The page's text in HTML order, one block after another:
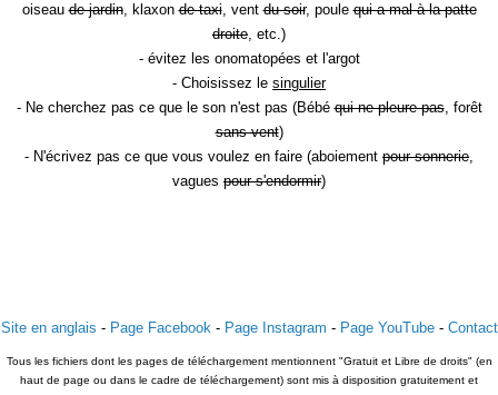
oiseaude jardin, klaxonde taxi, ventdu soir, poulequi a mal à la patte
droite, etc.)
- évitez les onomatopées et l'argot
- Choisissez le singulier
- Ne cherchez pas ce que le son n'est pas (Bébéqui ne pleure pas, forêt
sans vent)
- N'écrivez pas ce que vous voulez en faire (aboiement pour sonnerie,
vagues pour s'endormir)
Site en anglais - Page Facebook- Page Instagram - Page YouTube- Contact
Tous les fichiers dont les pages de téléchargement mentionnent "Gratuit et Libre de droits" (en
haut de page ou dans le cadre de téléchargement) sont mis à disposition gratuitement et